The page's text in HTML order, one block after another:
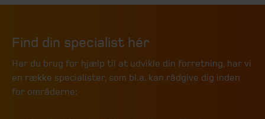
Find din specialist hér
Har du brug for hjælp til at udvikle din forretning, har vi
en række specialister, som bl.a. kan rådgive dig inden
for områderne: